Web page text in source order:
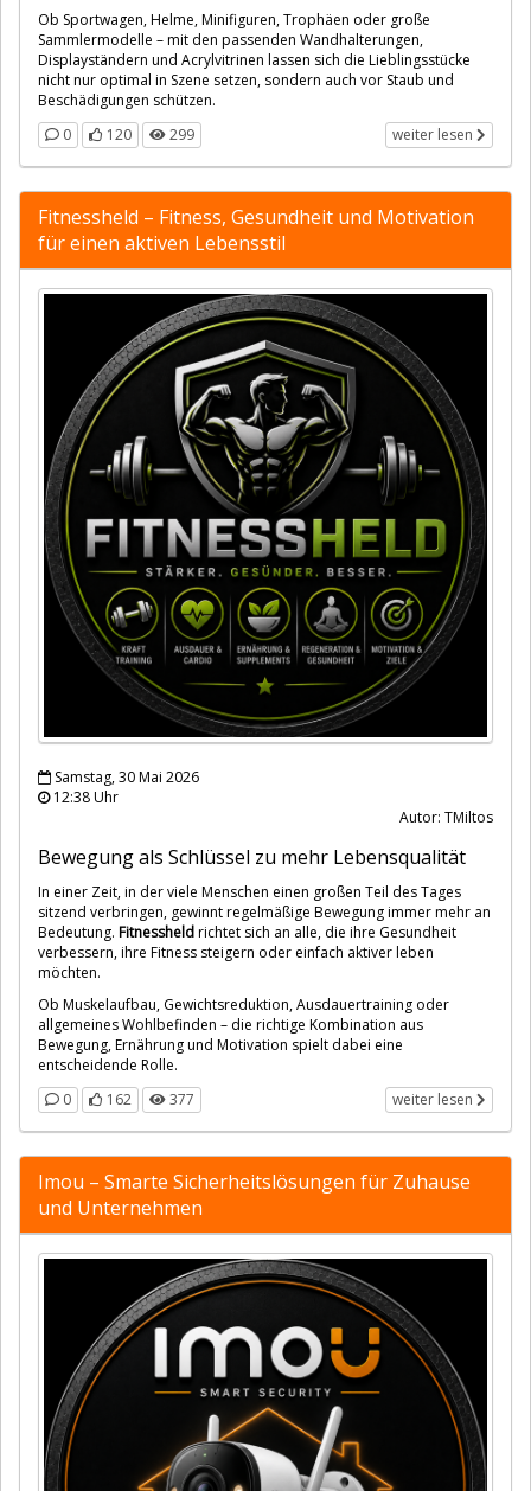
Ob Sportwagen, Helme, Minifiguren, Trophäen oder große
Sammlermodelle – mit den passenden Wandhalterungen,
Displayständern und Acrylvitrinen lassen sich die Lieblingsstücke
nicht nur optimal in Szene setzen, sondern auch vor Staub und
Beschädigungen schützen.
0
120 299 weiter lesen
Fitnessheld – Fitness, Gesundheit und Motivation
für einen aktiven Lebensstil
Samstag, 30 Mai 2026
12:38 Uhr
Autor: TMiltos
Bewegung als Schlüssel zu mehr Lebensqualität
In einer Zeit, in der viele Menschen einen großen Teil des Tages
sitzend verbringen, gewinnt regelmäßige Bewegung immer mehr an
Bedeutung. Fitnessheldrichtet sich an alle, die ihre Gesundheit
verbessern, ihre Fitness steigern oder einfach aktiver leben
möchten.
Ob Muskelaufbau, Gewichtsreduktion, Ausdauertraining oder
allgemeines Wohlbefinden – die richtige Kombination aus
Bewegung, Ernährung und Motivation spielt dabei eine
entscheidende Rolle.
0
162 377 weiter lesen
Imou – Smarte Sicherheitslösungen für Zuhause
und Unternehmen